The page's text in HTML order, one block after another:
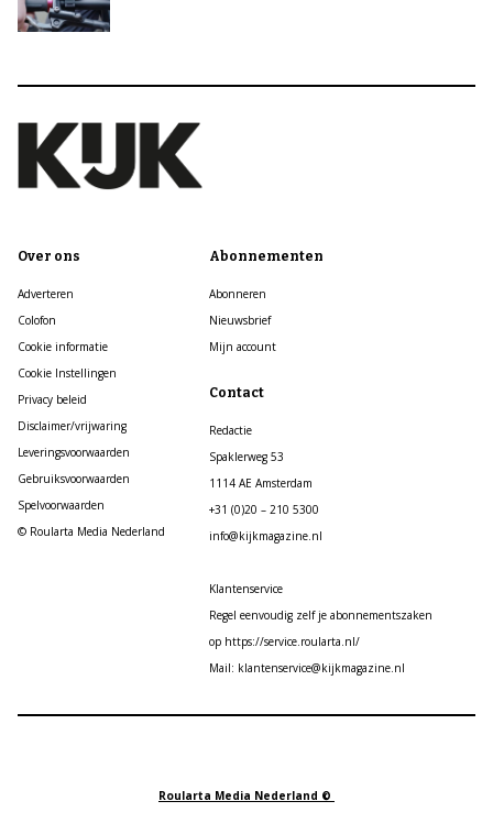
Over ons
Adverteren
Colofon
Cookie informatie
Cookie Instellingen
Privacy beleid
Disclaimer/vrijwaring
Leveringsvoorwaarden
Gebruiksvoorwaarden
Spelvoorwaarden
© Roularta Media Nederland
Abonnementen
Abonneren
Nieuwsbrief
Mijn account
Contact
Redactie
Spaklerweg 53
1114 AE Amsterdam
+31 (0)20 – 210 5300
info@kijkmagazine.nl
Klantenservice
Regel eenvoudig zelf je abonnementszaken
op https://service.roularta.nl/
Mail: klantenservice@kijkmagazine.nl
Roularta Media Nederland ©